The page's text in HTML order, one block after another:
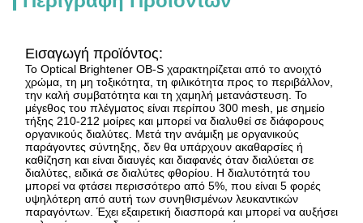
Εισαγωγή προϊόντος:
Το Optical Brightener OB-S χαρακτηρίζεται από το ανοιχτό
χρώμα, τη μη τοξικότητα, τη φιλικότητα προς το περιβάλλον,
την καλή συμβατότητα και τη χαμηλή μετανάστευση. Το
μέγεθος του πλέγματος είναι περίπου 300 mesh, με σημείο
τήξης 210-212 μοίρες και μπορεί να διαλυθεί σε διάφορους
οργανικούς διαλύτες. Μετά την ανάμιξη με οργανικούς
παράγοντες σύντηξης, δεν θα υπάρχουν ακαθαρσίες ή
καθίζηση και είναι διαυγές και διαφανές όταν διαλύεται σε
διαλύτες, ειδικά σε διαλύτες φθορίου. Η διαλυτότητά του
μπορεί να φτάσει περισσότερο από 5%, που είναι 5 φορές
υψηλότερη από αυτή των συνηθισμένων λευκαντικών
παραγόντων. Έχει εξαιρετική διασπορά και μπορεί να αυξήσει